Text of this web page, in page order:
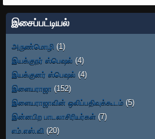
இசைப்பட்டியல்
அருண்மொழி (1)
இயக்குநர் ஸ்பெஷல் (4)
இயக்குனர் ஸ்பெஷல் (4)
இளையராஜா (152)
இளையராஜாவின் ஒலிப்பதிவுக்கூடம் (5)
இன்னபிற பாடலாசிரியர்கள் (7)
எம்.எஸ்.வி (20)